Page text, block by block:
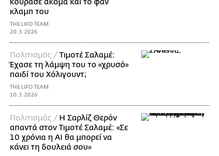
κούρασε ακόμα και το φαν
κλαμπ του
THE LIFO TEAM
20.3.2026
Πολιτισμός / Τιμοτέ Σαλαμέ:
Έχασε τη λάμψη του το «χρυσό»
παιδί του Χόλιγουντ;
THE LIFO TEAM
10.3.2026
Πολιτισμός / Η Σαρλίζ Θερόν
απαντά στον Τιμοτέ Σαλαμέ: «Σε
10 χρόνια η AI θα μπορεί να
κάνει τη δουλειά σου»